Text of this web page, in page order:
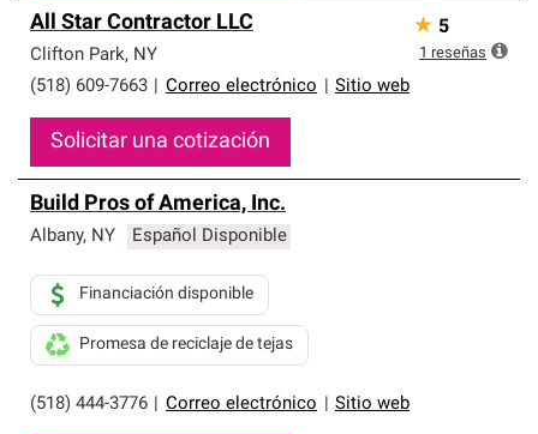
All Star Contractor LLC
Clifton Park, NY
(518) 609-7663
Correo electrónico Sitio web
Solicitar una cotización
★ 5
1 reseñas
Build Pros of America, Inc.
Albany, NY Español Disponible
(518) 444-3776 Correo electrónico Sitio web
Financiación disponible
Promesa de reciclaje de tejas